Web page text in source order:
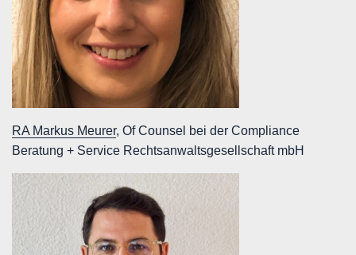
RA Markus Meurer, Of Counsel bei der Compliance
Beratung + Service Rechtsanwaltsgesellschaft mbH